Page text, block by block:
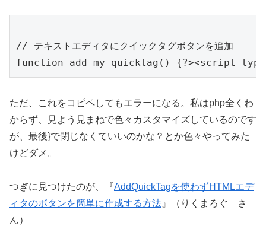
// テキストエディタにクイックタグボタンを追加
ただ、これをコピペしてもエラーになる。私はphp全くわ
からず、見よう見まねで色々カスタマイズしているのです
が、最後}で閉じなくていいのかな？とか色々やってみた
けどダメ。
つぎに見つけたのが、『AddQuickTagを使わずHTMLエデ
ィタのボタンを簡単に作成する方法 』（りくまろぐ さ
ん）